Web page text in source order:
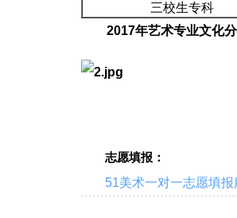
三校生专科
2017年艺术专业文化分
志愿填报：
51美术一对一志愿填